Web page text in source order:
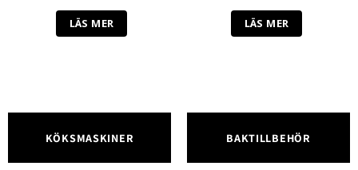
LÄS MER LÄS MER
KÖKSMASKINER BAKTILLBEHÖR